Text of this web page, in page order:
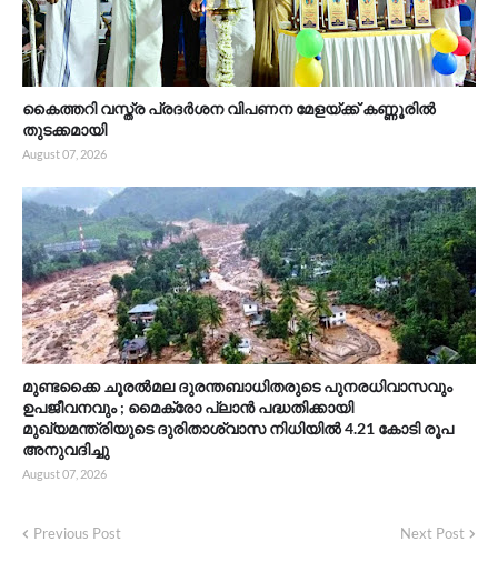
കൈത്തറി വസ്ത്ര പ്രദർശന വിപണന മേളയ്ക്ക് കണ്ണൂരിൽ
തുടക്കമായി
August 07, 2026
മുണ്ടക്കൈ ചൂരൽമല ദുരന്തബാധിതരുടെ പുനരധിവാസവും
ഉപജീവനവും ; മൈക്രോ പ്ലാൻ പദ്ധതിക്കായി
മുഖ്യമന്ത്രിയുടെ ദുരിതാശ്വാസ നിധിയിൽ 4.21 കോടി രൂപ
അനുവദിച്ചു
August 07, 2026
Previous Post Next Post